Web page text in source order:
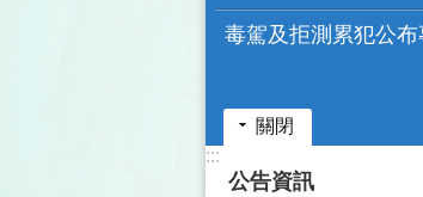
毒駕及拒測累犯公布
關閉
:::
公告資訊